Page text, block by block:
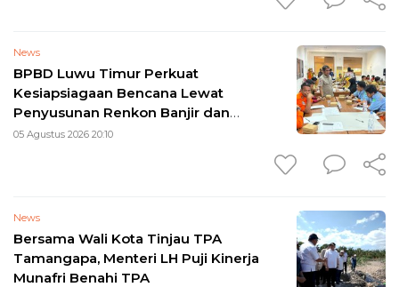
News
BPBD Luwu Timur Perkuat
Kesiapsiagaan Bencana Lewat
Penyusunan Renkon Banjir dan
Longsor 2026
05 Agustus 2026 20:10
News
Bersama Wali Kota Tinjau TPA
Tamangapa, Menteri LH Puji Kinerja
Munafri Benahi TPA